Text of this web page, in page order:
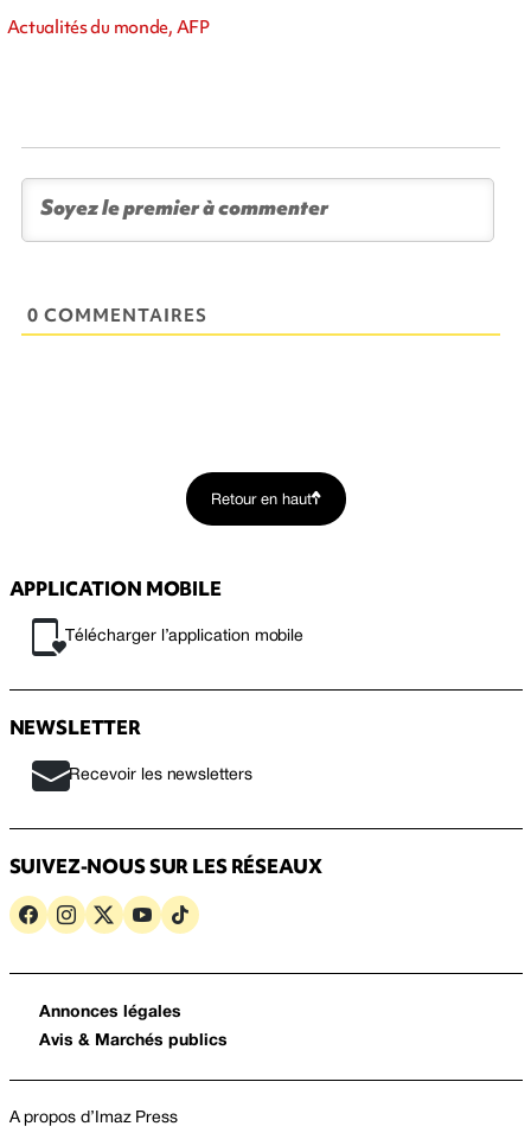
Actualités du monde, AFP
0 COMMENTAIRES
Retour en haut
APPLICATION MOBILE
Télécharger l’application mobile
NEWSLETTER
Recevoir les newsletters
SUIVEZ-NOUS SUR LES RÉSEAUX
Annonces légales
Avis & Marchés publics
A propos d’Imaz Press